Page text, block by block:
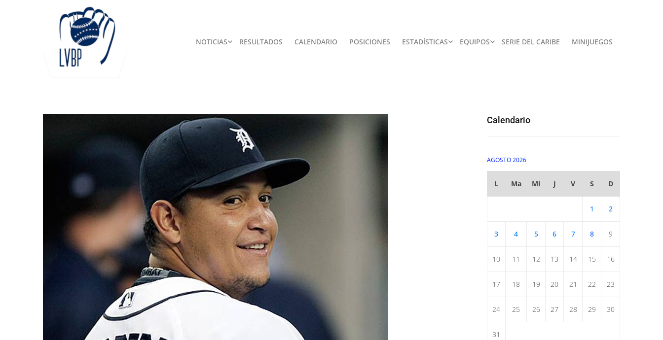
NOTICIAS RESULTADOS CALENDARIO POSICIONES ESTADÍSTICAS EQUIPOS SERIE DEL CARIBE MINIJUEGOS
Calendario
AGOSTO 2026
L Ma Mi J V S D
1 2
3 4 5 6 7 8 9
10 11 12 13 14 15 16
17 18 19 20 21 22 23
24 25 26 27 28 29 30
31